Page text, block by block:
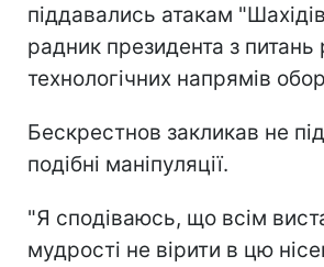
піддавались атакам
радник президента з питань
технологічних напрямів
Бескрестнов закликав не
подібні маніпуляції.
"Я сподіваюсь, що всім
мудрості не вірити в цю